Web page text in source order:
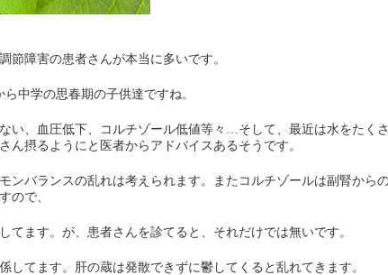
節障害の患者さんが本当に多いです。
ら中学の思春期の子供達ですね。
い、血圧低下、コルチゾール低値等々 …そして、最近は水をたく
ん摂るようにと医者からアドバイスあるそうです。
ンバランスの乱れは考えられます。またコルチゾールは副腎から
ので、
てます。が、患者さんを診てると、それだけでは無いです。
してます。肝の蔵は発散できずに鬱してくると乱れてきます。